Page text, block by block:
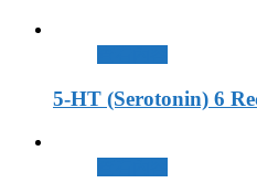
5-HT (Serotonin) 6